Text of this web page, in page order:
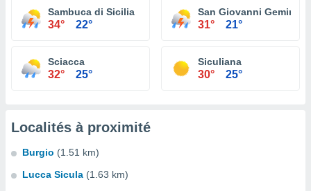
Sambuca di Sicilia
34° 22°
San Giovanni Gemini
31° 21°
Sciacca
32° 25°
Siculiana
30° 25°
Localités à proximité
Burgio (1.51 km)
Lucca Sicula (1.63 km)